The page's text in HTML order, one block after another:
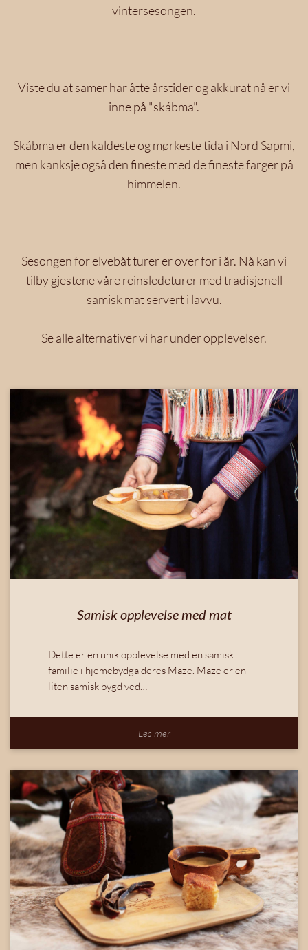
vintersesongen.
Viste du at samer har åtte årstider og akkurat nå er vi
inne på "skábma".
Skábma er den kaldeste og mørkeste tida i Nord Sapmi,
men kanksje også den fineste med de fineste farger på
himmelen.
Sesongen for elvebåt turer er over for i år. Nå kan vi
tilby gjestene våre reinsledeturer med tradisjonell
samisk mat servert i lavvu.
Se alle alternativer vi har under opplevelser.
Samisk opplevelse med mat
Dette er en unik opplevelse med en samisk
familie i hjemebydga deres Maze. Maze er en
liten samisk bygd ved…
Les mer